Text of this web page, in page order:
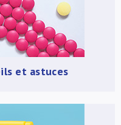
et astuces